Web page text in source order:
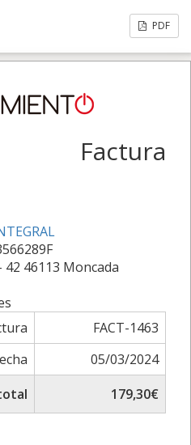
PDF
Factura
42 46113 Moncada
FACT-1463
05/03/2024
179,30€